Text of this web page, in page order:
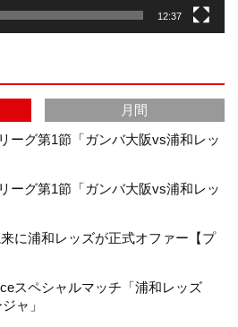
e
C
h
a
n
12:37
月間
ーグ第1節「ガンバ大阪vs浦和レッ
ーグ第1節「ガンバ大阪vs浦和レッ
に浦和レッズが正式オファー【プ
スペシャルマッチ「浦和レッズ
ャ」